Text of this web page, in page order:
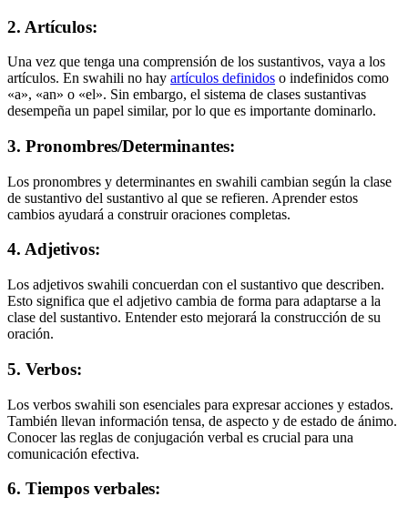
2. Artículos:
Una vez que tenga una comprensión de los sustantivos, vaya a los
artículos. En swahili no hay artículos definidos o indefinidos como
«a», «an» o «el». Sin embargo, el sistema de clases sustantivas
desempeña un papel similar, por lo que es importante dominarlo.
3. Pronombres/Determinantes:
Los pronombres y determinantes en swahili cambian según la clase
de sustantivo del sustantivo al que se refieren. Aprender estos
cambios ayudará a construir oraciones completas.
4. Adjetivos:
Los adjetivos swahili concuerdan con el sustantivo que describen.
Esto significa que el adjetivo cambia de forma para adaptarse a la
clase del sustantivo. Entender esto mejorará la construcción de su
oración.
5. Verbos:
Los verbos swahili son esenciales para expresar acciones y estados.
También llevan información tensa, de aspecto y de estado de ánimo.
Conocer las reglas de conjugación verbal es crucial para una
comunicación efectiva.
6. Tiempos verbales: